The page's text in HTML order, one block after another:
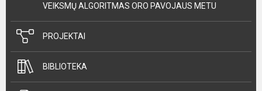
VEIKSMŲ ALGORITMAS ORO PAVOJAUS METU
PROJEKTAI
BIBLIOTEKA